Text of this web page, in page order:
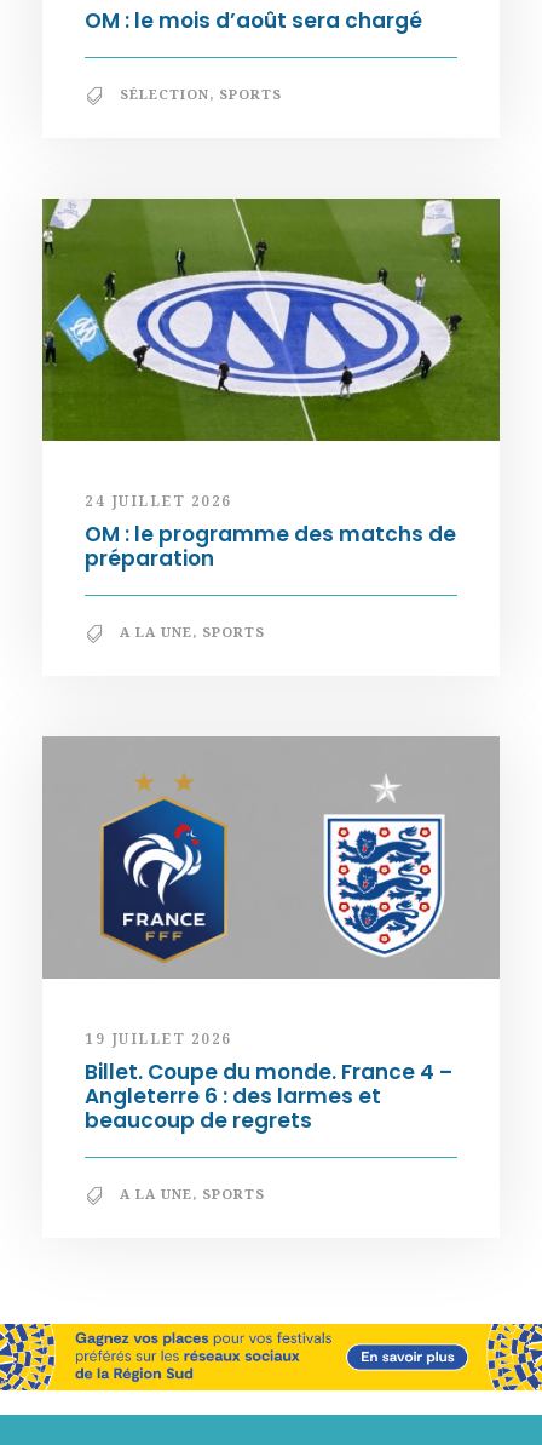
OM : le mois d’août sera chargé
SÉLECTION, SPORTS
24 JUILLET 2026
OM : le programme des matchs de
préparation
A LA UNE, SPORTS
19 JUILLET 2026
Billet. Coupe du monde. France 4 –
Angleterre 6 : des larmes et
beaucoup de regrets
A LA UNE, SPORTS